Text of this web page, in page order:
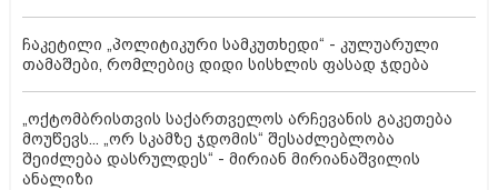
ჩაკეტილი „პოლიტიკური სამკუთხედი“ - კულუარული
თამაშები, რომლებიც დიდი სისხლის ფასად ჯდება
„ოქტომბრისთვის საქართველოს არჩევანის გაკეთება
მოუწევს... „ორ სკამზე ჯდომის“ შესაძლებლობა
შეიძლება დასრულდეს“ - მირიან მირიანაშვილის
ანალიზი